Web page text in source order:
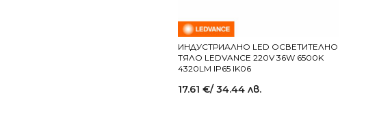
ИНДУСТРИАЛНО LED ОСВЕТИТЕЛНО
ТЯЛО LEDVANCE 220V 36W 6500K
4320LM IP65 IK06
17.61 €/ 34.44 лв.